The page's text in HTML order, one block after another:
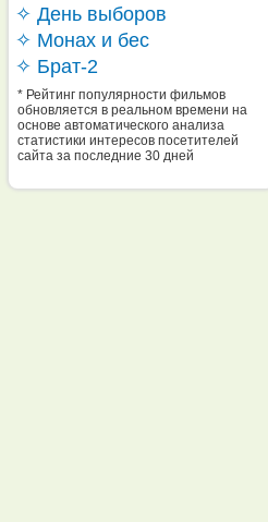
✧ День выборов
✧ Монах и бес
✧ Брат-2
* Рейтинг популярности фильмов
обновляется в реальном времени на
основе автоматического анализа
статистики интересов посетителей
сайта за последние 30 дней